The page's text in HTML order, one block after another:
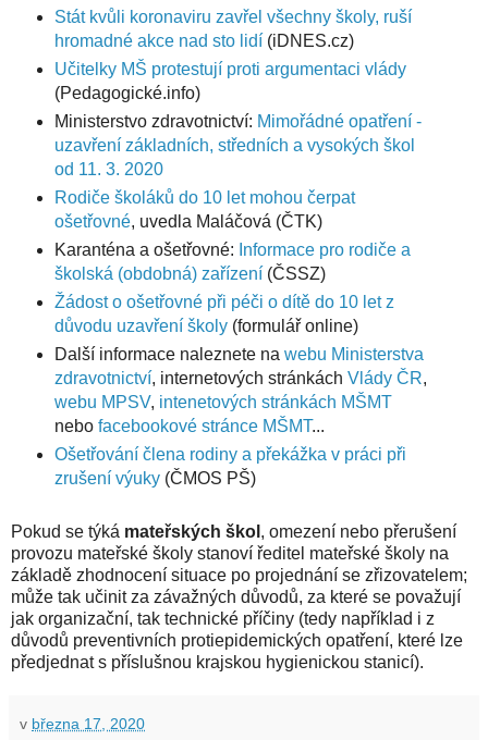
Stát kvůli koronaviru zavřel všechny školy, ruší
hromadné akce nad sto lidí(iDNES.cz)
Učitelky MŠ protestují proti argumentaci vlády
(Pedagogické.info)
Ministerstvo zdravotnictví: Mimořádné opatření -
uzavření základních, středních a vysokých škol
od 11. 3. 2020
Rodiče školáků do 10 let mohou čerpat
ošetřovné, uvedla Maláčová (ČTK)
Karanténa a ošetřovné: Informace pro rodiče a
školská (obdobná) zařízení(ČSSZ)
Žádost o ošetřovné při péči o dítě do 10 let z
důvodu uzavření školy(formulář online)
Další informace naleznete na webu Ministerstva
zdravotnictví, internetových stránkách Vlády ČR,
webu MPSV, intenetových stránkách MŠMT
nebo facebookové stránce MŠMT...
Ošetřování člena rodiny a překážka v práci při
zrušení výuky(ČMOS PŠ)
Pokud se týká mateřských škol , omezení nebo přerušení
provozu mateřské školy stanoví ředitel mateřské školy na
základě zhodnocení situace po projednání se zřizovatelem;
může tak učinit za závažných důvodů, za které se považují
jak organizační, tak technické příčiny (tedy například i z
důvodů preventivních protiepidemických opatření, které lze
předjednat s příslušnou krajskou hygienickou stanicí).
v března 17, 2020